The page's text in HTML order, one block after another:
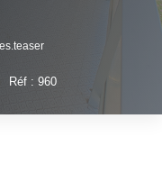
Réf : 960